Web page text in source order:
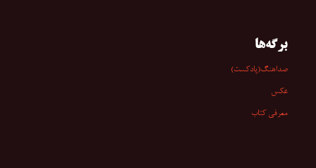
برگه‌ها
صداهنگ(پادکست)
عکس
معرفی کتاب